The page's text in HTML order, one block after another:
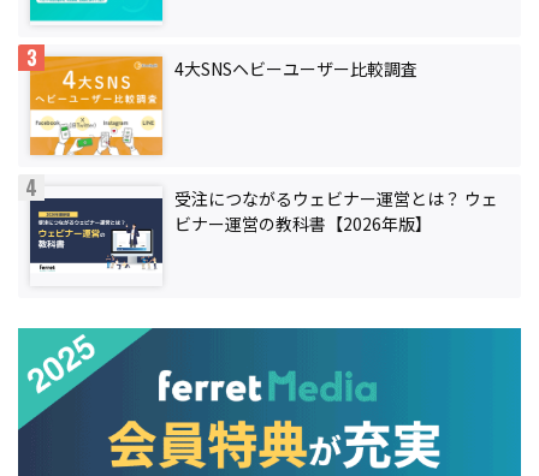
4大SNSヘビーユーザー比較調査
受注につながるウェビナー運営とは？ ウェ
ビナー運営の教科書【2026年版】